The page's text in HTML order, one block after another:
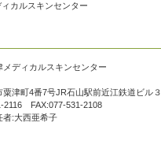
カルスキンセンター
メディカルスキンセンター
粟津町4番7号JR石山駅前近江鉄道ビル
2116 FAX:077-531-2108
者:大西亜希子